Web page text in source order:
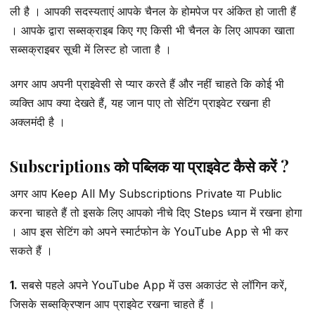
ली है । आपकी सदस्यताएं आपके चैनल के होमपेज पर अंकित हो जाती हैं
। आपके द्वारा सब्सक्राइब किए गए किसी भी चैनल के लिए आपका खाता
सब्सक्राइबर सूची में लिस्ट हो जाता है ।
अगर आप अपनी प्राइवेसी से प्यार करते हैं और नहीं चाहते कि कोई भी
व्यक्ति आप क्या देखते हैं, यह जान पाए तो सेटिंग प्राइवेट रखना ही
अक्लमंदी है ।
Subscriptions को पब्लिक या प्राइवेट कैसे करें ?
अगर आप Keep All My Subscriptions Private या Public
करना चाहते हैं तो इसके लिए आपको नीचे दिए Steps ध्यान में रखना होगा
। आप इस सेटिंग को अपने स्मार्टफोन के YouTube App से भी कर
सकते हैं ।
1. सबसे पहले अपने YouTube App में उस अकाउंट से लॉगिन करें,
जिसके सब्सक्रिप्शन आप प्राइवेट रखना चाहते हैं ।